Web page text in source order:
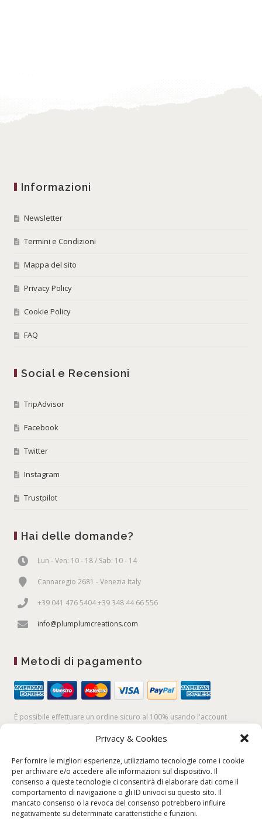
Privacy & Cookies
Per fornire le migliori esperienze, utilizziamo tecnologie come i cookie
per archiviare e/o accedere alle informazioni sul dispositivo. Il
consenso a queste tecnologie ci consentirà di elaborare dati come il
comportamento di navigazione o gli ID univoci su questo sito. Il
mancato consenso o la revoca del consenso potrebbero influire
negativamente su determinate caratteristiche e funzioni.
Informazioni
Newsletter
Termini e Condizioni
Mappa del sito
Privacy Policy
Cookie Policy
FAQ
Social e Recensioni
TripAdvisor
Facebook
Twitter
Instagram
Trustpilot
Hai delle domande?
Lun - Ven: 10 - 18 / Sab: 10 - 14
Cannaregio 2681 - Venezia Italy
+39 041 476 5404 +39 348 44 66 556
info@plumplumcreations.com
Metodi di pagamento
È possibile effettuare un ordine sicuro al 100% usando l'account
PayPal,lacarta di credito, oppure facendo unbonifico bancario